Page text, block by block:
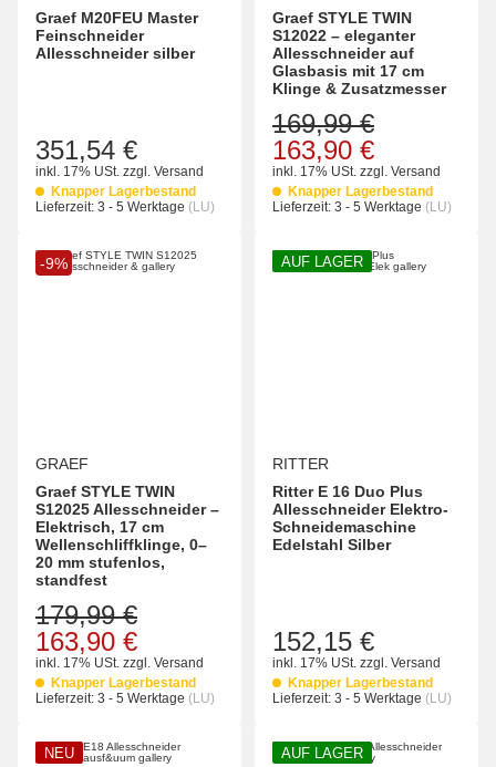
Graef M20FEU Master
Feinschneider
Allesschneider silber
351,54 €
inkl. 17% USt. zzgl. Versand
Knapper Lagerbestand
Lieferzeit: 3 - 5 Werktage (LU)
Graef STYLE TWIN
S12022 – eleganter
Allesschneider auf
Glasbasis mit 17 cm
Klinge & Zusatzmesser
163,90 €
169,99 €
inkl. 17% USt. zzgl. Versand
Knapper Lagerbestand
Lieferzeit: 3 - 5 Werktage (LU)
-9%
GRAEF
Graef STYLE TWIN
S12025 Allesschneider –
Elektrisch, 17 cm
Wellenschliffklinge, 0–
20 mm stufenlos,
standfest
163,90 €
179,99 €
inkl. 17% USt. zzgl. Versand
Knapper Lagerbestand
Lieferzeit: 3 - 5 Werktage (LU)
AUF LAGER
RITTER
Ritter E 16 Duo Plus
Allesschneider Elektro-
Schneidemaschine
Edelstahl Silber
152,15 €
inkl. 17% USt. zzgl. Versand
Knapper Lagerbestand
Lieferzeit: 3 - 5 Werktage (LU)
NEU AUF LAGER